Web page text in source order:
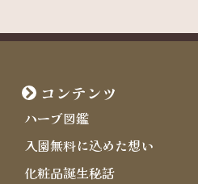
コンテンツ
ハーブ図鑑
入園無料に込めた想い
化粧品誕生秘話